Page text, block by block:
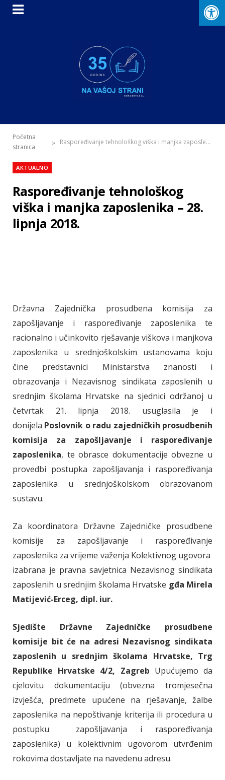
Početna
stranica
» Raspoređivanje tehnološkog viška i manjka zaposlenika – 28. lipnja 2018.
AKTUALNO
Raspoređivanje tehnološkog
viška i manjka zaposlenika – 28.
lipnja 2018.
Državna Zajednička prosudbena komisija za
zapošljavanje i raspoređivanje zaposlenika te
racionalno i učinkovito rješavanje viškova i manjkova
zaposlenika u srednjoškolskim ustanovama koju
čine predstavnici Ministarstva znanosti i
obrazovanja i Nezavisnog sindikata zaposlenih u
srednjim školama Hrvatske na sjednici održanoj u
četvrtak 21. lipnja 2018. usuglasila je i
donijela Poslovnik o radu zajedničkih prosudbenih
komisija za zapošljavanje i raspoređivanje
zaposlenika, te obrasce dokumentacije obvezne u
provedbi postupka zapošljavanja i raspoređivanja
zaposlenika u srednjoškolskom obrazovanom
sustavu.
Za koordinatora Državne Zajedničke prosudbene
komisije za zapošljavanje i raspoređivanje
zaposlenika za vrijeme važenja Kolektivnog ugovora
izabrana je pravna savjetnica Nezavisnog sindikata
zaposlenih u srednjim školama Hrvatske gđa Mirela
Matijević-Erceg, dipl. iur.
Sjedište Državne Zajedničke prosudbene
komisije bit će na adresi Nezavisnog sindikata
zaposlenih u srednjim školama Hrvatske, Trg
Republike Hrvatske 4/2, Zagreb Upućujemo da
cjelovitu dokumentaciju (obvezna tromjesečna
izvješća, predmete upućene na rješavanje, žalbe
zaposlenika na nepoštivanje kriterija ili procedura u
postupku zapošljavanja i raspoređivanja
zaposlenika) u kolektivnim ugovorom utvrđenim
rokovima dostavljate na navedenu adresu.